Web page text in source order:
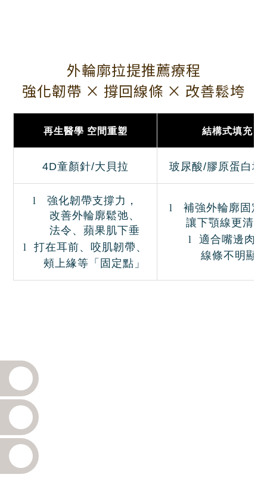
外輪廓拉提推薦療程
強化韌帶 × 撐回線條 × 改善鬆垮
再生醫學 空間重塑 結構式填充
4D童顏針/大貝拉 玻尿酸/膠原蛋白增
l
強化韌帶支撐力，
改善外輪廓鬆弛、
法令、蘋果肌下垂
l
打在耳前、咬肌韌帶、
頰上緣等「固定點」
l
補強外輪廓固定
讓下顎線更清
l
適合嘴邊肉、
線條不明顯